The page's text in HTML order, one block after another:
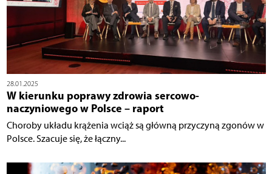
28.01.2025
W kierunku poprawy zdrowia sercowo-
naczyniowego w Polsce – raport
Choroby układu krążenia wciąż są główną przyczyną zgonów w
Polsce. Szacuje się, że łączny...